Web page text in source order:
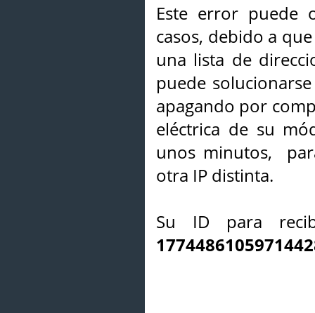
Este error puede
casos, debido a
una lista de
puede
apagando por
eléctrica de su
unos minutos,
otra IP distinta.
Su ID para